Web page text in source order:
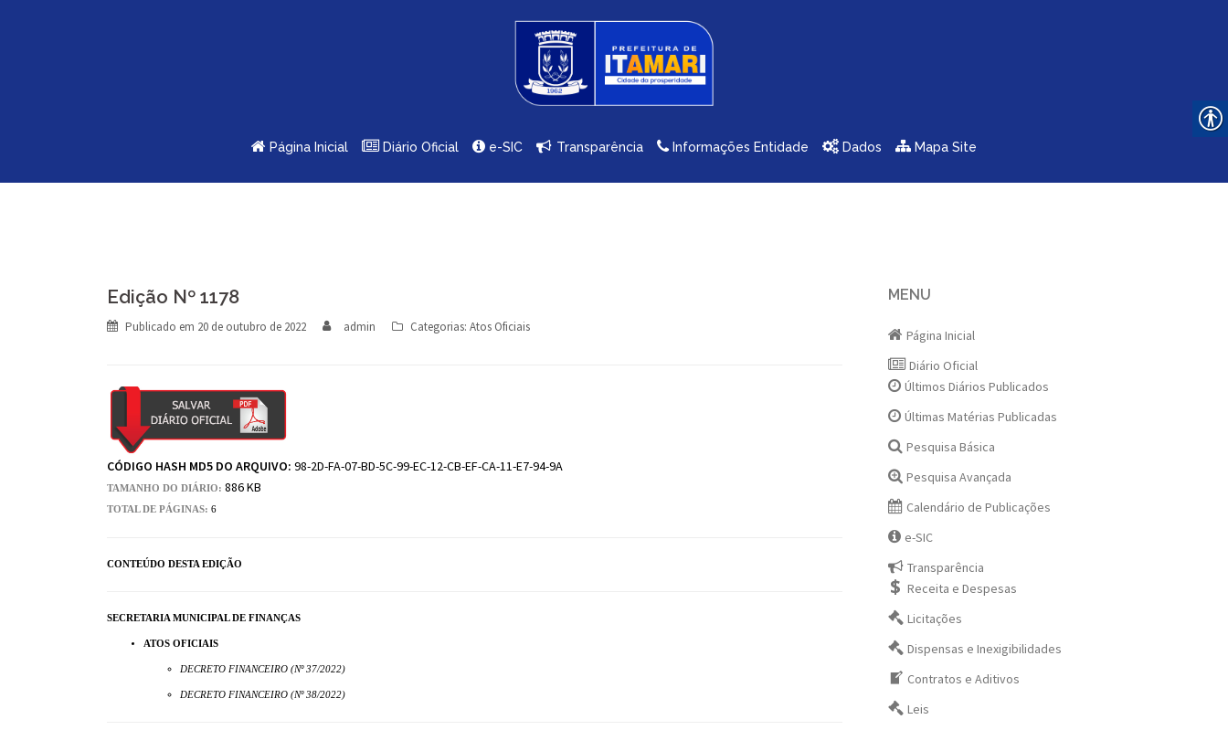
Página Inicial Diário Oficial e-SIC Transparência Informações Entidade Dados Mapa Site
Edição Nº 1178
Publicado em 20 de outubro de 2022 admin Categorias: Atos Oficiais
CÓDIGO HASH MD5 DO ARQUIVO: 98-2D-FA-07-BD-5C-99-EC-12-CB-EF-CA-11-E7-94-9A
TAMANHO DO DIÁRIO: 886 KB
TOTAL DE PÁGINAS: 6
CONTEÚDO DESTA EDIÇÃO
SECRETARIA MUNICIPAL DE FINANÇAS
ATOS OFICIAIS
DECRETO FINANCEIRO (Nº 37/2022)
DECRETO FINANCEIRO (Nº 38/2022)
MENU
Página Inicial
Diário Oficial
Últimos Diários Publicados
Últimas Matérias Publicadas
Pesquisa Básica
Pesquisa Avançada
Calendário de Publicações
e-SIC
Transparência
Receita e Despesas
Licitações
Dispensas e Inexigibilidades
Contratos e Aditivos
Leis